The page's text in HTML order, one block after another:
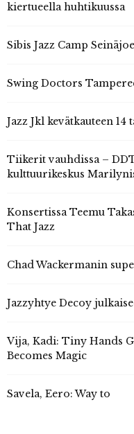
kiertueella huhtikuussa
Sibis Jazz Camp
Swing Doctors
Jazz Jkl kevätkauteen
Tiikerit vauhdissa –
kulttuurikeskus
Konsertissa Teemu
That Jazz
Chad Wackermanin
Jazzyhtye Decoy
Vija, Kadi: Tiny Hands
Becomes Magic
Savela, Eero: Way to